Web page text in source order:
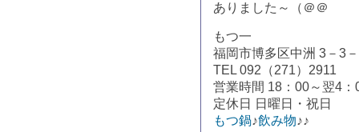
ありました～（＠＠
もつ一
福岡市博多区中洲 3－3
TEL 092（271）2911
営業時間 18：00～翌4：
定休日 日曜日・祝日
もつ鍋♪飲み物♪♪